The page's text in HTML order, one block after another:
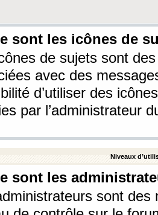
sont les icônes de
de sujets sont
avec des
d’utiliser des
par l’administrateur
Niveaux
sont les
sont